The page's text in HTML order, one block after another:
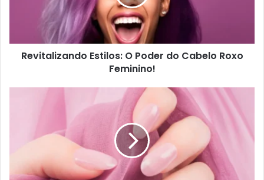
Revitalizando Estilos: O Poder do Cabelo Roxo
Feminino!